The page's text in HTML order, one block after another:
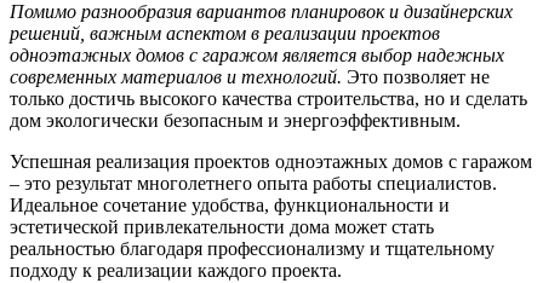
Помимо разнообразия вариантов планировок и дизайнерских
решений, важным аспектом в реализации проектов
одноэтажных домов с гаражом является выбор надежных
современных материалов и технологий. Это позволяет не
только достичь высокого качества строительства, но и сделать
дом экологически безопасным и энергоэффективным.
Успешная реализация проектов одноэтажных домов с гаражом
– это результат многолетнего опыта работы специалистов.
Идеальное сочетание удобства, функциональности и
эстетической привлекательности дома может стать
реальностью благодаря профессионализму и тщательному
подходу к реализации каждого проекта.